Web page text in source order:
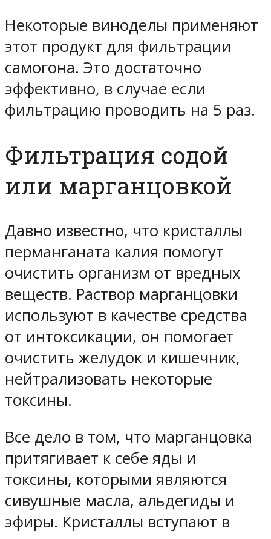
Некоторые виноделы применяют
этот продукт для фильтрации
самогона. Это достаточно
эффективно, в случае если
фильтрацию проводить на 5 раз.
Фильтрация содой
или марганцовкой
Давно известно, что кристаллы
перманганата калия помогут
очистить организм от вредных
веществ. Раствор марганцовки
используют в качестве средства
от интоксикации, он помогает
очистить желудок и кишечник,
нейтрализовать некоторые
токсины.
Все дело в том, что марганцовка
притягивает к себе яды и
токсины, которыми являются
сивушные масла, альдегиды и
эфиры. Кристаллы вступают в